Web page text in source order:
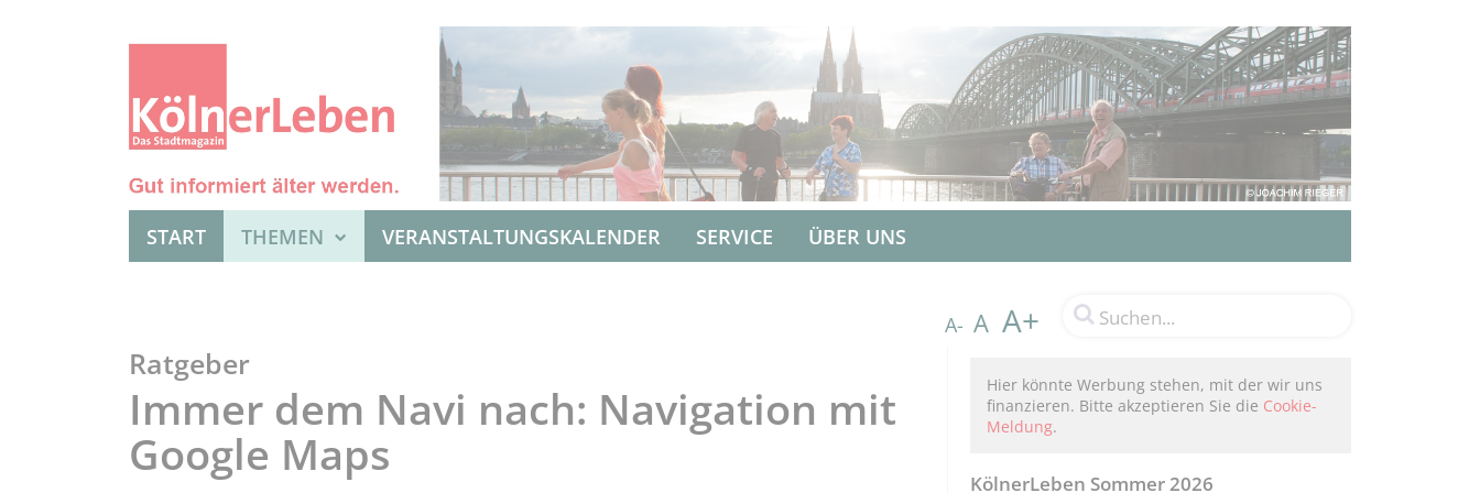
START THEMEN VERANSTALTUNGSKALENDER SERVICE ÜBER UNS
A- A A+
Ratgeber
Immer dem Navi nach: Navigation mit
Google Maps
Hier könnte Werbung stehen, mit der wir uns
finanzieren. Bitte akzeptieren Sie die Cookie-
Meldung.
KölnerLeben Sommer 2026